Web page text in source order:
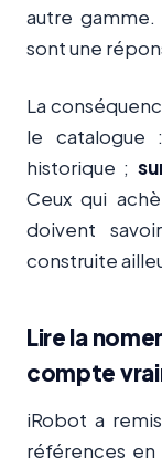
autre
sont une
La
le catalogue
historique ;
Ceux qui
doivent
construite
Lire la
compte
iRobot a
références